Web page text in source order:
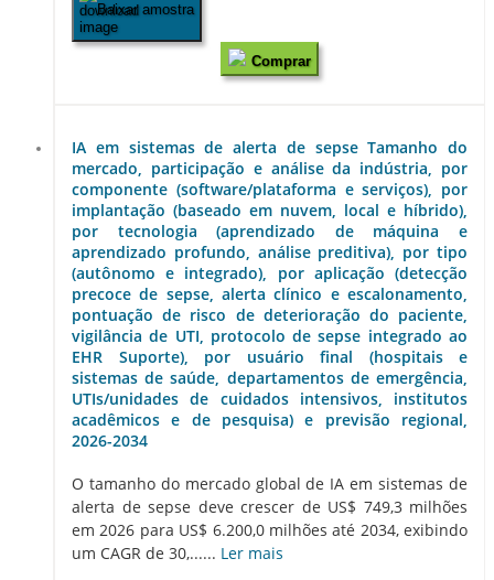
Baixar amostra
Comprar
IA em sistemas de alerta de sepse Tamanho do
mercado, participação e análise da indústria, por
componente (software/plataforma e serviços), por
implantação (baseado em nuvem, local e híbrido),
por tecnologia (aprendizado de máquina e
aprendizado profundo, análise preditiva), por tipo
(autônomo e integrado), por aplicação (detecção
precoce de sepse, alerta clínico e escalonamento,
pontuação de risco de deterioração do paciente,
vigilância de UTI, protocolo de sepse integrado ao
EHR Suporte), por usuário final (hospitais e
sistemas de saúde, departamentos de emergência,
UTIs/unidades de cuidados intensivos, institutos
acadêmicos e de pesquisa) e previsão regional,
2026-2034
O tamanho do mercado global de IA em sistemas de
alerta de sepse deve crescer de US$ 749,3 milhões
em 2026 para US$ 6.200,0 milhões até 2034, exibindo
um CAGR de 30,...... Ler mais